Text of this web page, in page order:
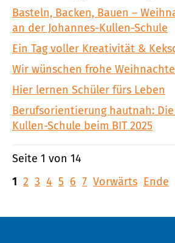
Basteln, Backen, Bauen –
an der Johannes-Kullen-Schule
Ein Tag voller Kreativität &
Wir wünschen frohe
Hier lernen Schüler fürs Leben
Berufsorientierung hautnah:
Kullen-Schule beim BIT 2025
Seite 1 von 14
1 2 3 4 5 6 7 Vorwärts Ende